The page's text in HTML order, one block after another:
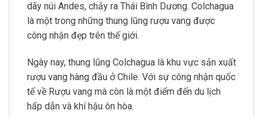
dãy núi Andes, chảy ra Thái Bình Dương. Colchagua
là một trong những thung lũng rượu vang được
công nhận đẹp trên thế giới.
Ngày nay, thung lũng Colchagua là khu vực sản xuất
rượu vang hàng đầu ở Chile. Với sự công nhận quốc
tế về Rượu vang mà còn là một điểm đến du lịch
hấp dẫn và khí hậu ôn hòa.